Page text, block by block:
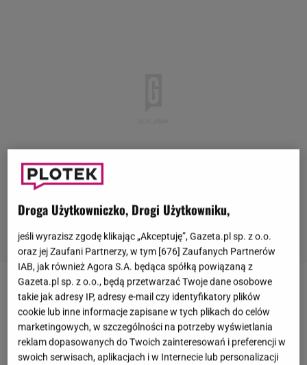
Po tym, jak w sobotę 24 stycznia amerykańska
Służba Imigracyjna i Celna (ICE), podległa
administracjiDonalda Trumpa, po raz kolejny
zastrzeliła cywila na oczach przechodniów, w
Droga Użytkowniczko, Drogi Użytkowniku,
jeśli wyrazisz zgodę klikając „Akceptuję”, Gazeta.pl sp. z o.o.
oraz jej Zaufani Partnerzy, w tym [676] Zaufanych Partnerów
IAB, jak również Agora S.A. będąca spółką powiązaną z
Gazeta.pl sp. z o.o., będą przetwarzać Twoje dane osobowe
takie jak adresy IP, adresy e-mail czy identyfikatory plików
cookie lub inne informacje zapisane w tych plikach do celów
marketingowych, w szczególności na potrzeby wyświetlania
reklam dopasowanych do Twoich zainteresowań i preferencji w
swoich serwisach, aplikacjach i w Internecie lub personalizacji